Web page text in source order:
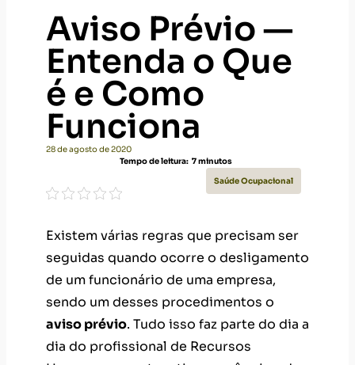
Aviso Prévio —
Entenda o Que
é e Como
Funciona
28 de agosto de 2020
Tempo de leitura: 7minutos
Saúde Ocupacional
Existem várias regras que precisam ser
seguidas quando ocorre o desligamento
de um funcionário de uma empresa,
sendo um desses procedimentos o
aviso prévio. Tudo isso faz parte do dia a
dia do profissional de Recursos